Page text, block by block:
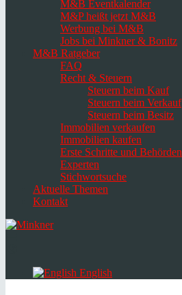
M&B Eventkalender
M&P heißt jetzt M&B
Werbung bei M&B
Jobs bei Minkner & Bonitz
M&B Ratgeber
FAQ
Recht & Steuern
Steuern beim Kauf
Steuern beim Verkauf
Steuern beim Besitz
Immobilien verkaufen
Immobilien kaufen
Erste Schritte und Behörden
Experten
Stichwortsuche
Aktuelle Themen
Kontakt
English